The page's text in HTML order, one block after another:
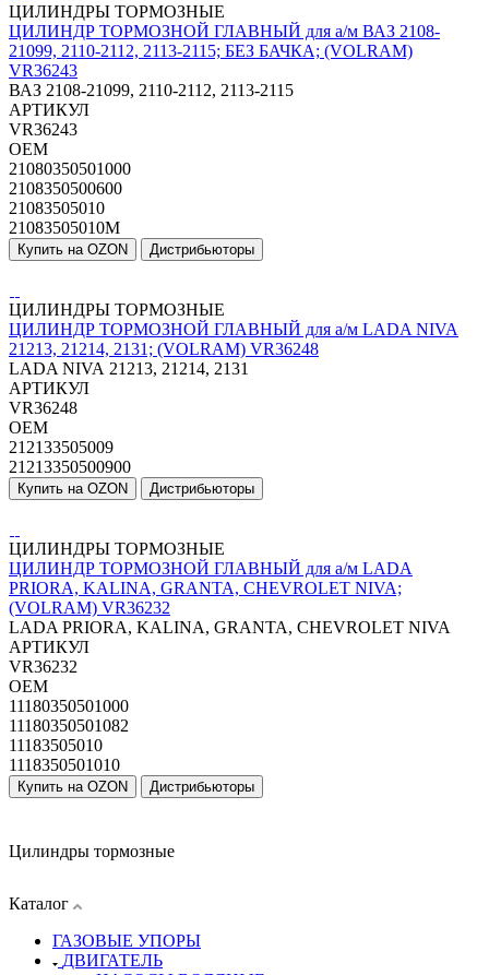
ЦИЛИНДРЫ ТОРМОЗНЫЕ
ЦИЛИНДР ТОРМОЗНОЙ ГЛАВНЫЙ для а/м ВАЗ 2108-
21099, 2110-2112, 2113-2115; БЕЗ БАЧКА; (VOLRAM)
VR36243
ВАЗ 2108-21099, 2110-2112, 2113-2115
АРТИКУЛ
VR36243
OEM
21080350501000
2108350500600
21083505010
21083505010M
Купить на OZON Дистрибьюторы
ЦИЛИНДРЫ ТОРМОЗНЫЕ
ЦИЛИНДР ТОРМОЗНОЙ ГЛАВНЫЙ для а/м LADA NIVA
21213, 21214, 2131; (VOLRAM) VR36248
LADA NIVA 21213, 21214, 2131
АРТИКУЛ
VR36248
OEM
212133505009
21213350500900
Купить на OZON Дистрибьюторы
ЦИЛИНДРЫ ТОРМОЗНЫЕ
ЦИЛИНДР ТОРМОЗНОЙ ГЛАВНЫЙ для а/м LADA
PRIORA, KALINA, GRANTA, CHEVROLET NIVA;
(VOLRAM) VR36232
LADA PRIORA, KALINA, GRANTA, CHEVROLET NIVA
АРТИКУЛ
VR36232
OEM
11180350501000
11180350501082
11183505010
1118350501010
Купить на OZON Дистрибьюторы
Цилиндры тормозные
Каталог
ГАЗОВЫЕ УПОРЫ
ДВИГАТЕЛЬ